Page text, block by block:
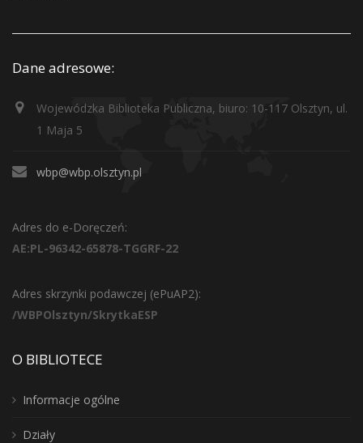
Dane adresowe:
Wojewódzka Biblioteka Publiczna, biuro: 10-117 Olsztyn, ul.
1 Maja 5
wbp@wbp.olsztyn.pl
Adres do e-Doręczeń:
AE:PL-96342-65878-TGGRF-22
Adres skrzynki podawczej (ePuAP2):
/WBPOlsztyn/SkrytkaESP
O BIBLIOTECE
Informacje ogólne
Działy